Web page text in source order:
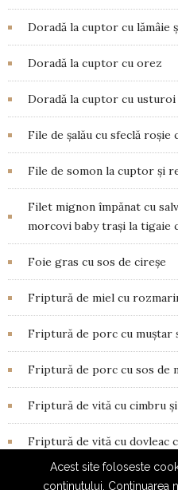
Doradă la cuptor cu lămâie
Doradă la cuptor cu orez
Doradă la cuptor cu usturoi
File de șalău cu sfeclă roșie
File de somon la cuptor și
Filet mignon împănat cu
morcovi baby trași la tigaie
Foie gras cu sos de cireșe
Friptură de miel cu
Friptură de porc cu muștar
Friptură de porc cu sos de
Friptură de vită cu cimbru
Friptură de vită cu dovleac
Acest site foloseste
continutului. Continuarea